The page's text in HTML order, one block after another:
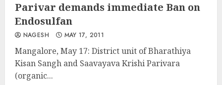
Parivar demands immediate Ban on
Endosulfan
NAGESH MAY 17, 2011
Mangalore, May 17: District unit of Bharathiya
Kisan Sangh and Saavayava Krishi Parivara
(organic...